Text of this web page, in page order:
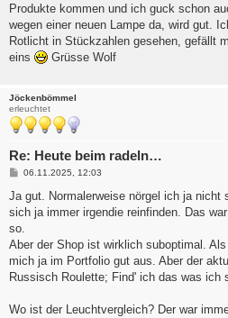
r
a
g
Produkte kommen und ich guck schon
wegen einer neuen Lampe da, wird gut.
Rotlicht in Stückzahlen gesehen, gefällt
eins
Grüsse Wolf
Jöckenbömmel
erleuchtet
Re: Heute beim radeln…
B
i
r
a
06.11.2025, 12:03
Ja gut. Normalerweise nörgel ich ja nicht
sich ja immer irgendie reinfinden. Das
so.
Aber der Shop ist wirklich suboptimal.
mich ja im Portfolio gut aus. Aber der
Russisch Roulette; Find' ich das was ich
Wo ist der Leuchtvergleich? Der war